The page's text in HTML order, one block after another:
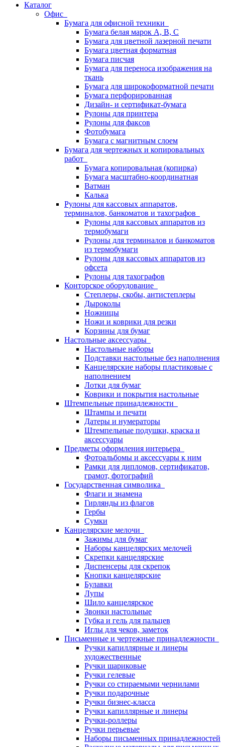
Каталог
Офис
Бумага для офисной техники
Бумага белая марок А, В, С
Бумага для цветной лазерной печати
Бумага цветная форматная
Бумага писчая
Бумага для переноса изображения на
ткань
Бумага для широкоформатной печати
Бумага перфорированная
Дизайн- и сертификат-бумага
Рулоны для принтера
Рулоны для факсов
Фотобумага
Бумага с магнитным слоем
Бумага для чертежных и копировальных
работ
Бумага копировальная (копирка)
Бумага масштабно-координатная
Ватман
Калька
Рулоны для кассовых аппаратов,
терминалов, банкоматов и тахографов
Рулоны для кассовых аппаратов из
термобумаги
Рулоны для терминалов и банкоматов
из термобумаги
Рулоны для кассовых аппаратов из
офсета
Рулоны для тахографов
Конторское оборудование
Степлеры, скобы, антистеплеры
Дыроколы
Ножницы
Ножи и коврики для резки
Корзины для бумаг
Настольные аксессуары
Настольные наборы
Подставки настольные без наполнения
Канцелярские наборы пластиковые с
наполнением
Лотки для бумаг
Коврики и покрытия настольные
Штемпельные принадлежности
Штампы и печати
Датеры и нумераторы
Штемпельные подушки, краска и
аксессуары
Предметы оформления интерьера
Фотоальбомы и аксессуары к ним
Рамки для дипломов, сертификатов,
грамот, фотографий
Государственная символика
Флаги и знамена
Гирлянды из флагов
Гербы
Сумки
Канцелярские мелочи
Зажимы для бумаг
Наборы канцелярских мелочей
Скрепки канцелярские
Диспенсеры для скрепок
Кнопки канцелярские
Булавки
Лупы
Шило канцелярское
Звонки настольные
Губка и гель для пальцев
Иглы для чеков, заметок
Письменные и чертежные принадлежности
Ручки капиллярные и линеры
художественные
Ручки шариковые
Ручки гелевые
Ручки со стираемыми чернилами
Ручки подарочные
Ручки бизнес-класса
Ручки капиллярные и линеры
Ручки-роллеры
Ручки перьевые
Наборы письменных принадлежностей